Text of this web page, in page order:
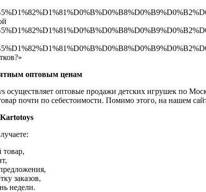
оптовым ценам
осуществляет оптовые продажи детских игрушек по
почти по себестоимости. Помимо этого, на нашем
товар,
заказов,
недели.